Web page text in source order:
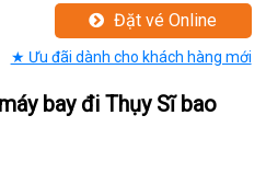
Đặt vé Online
★ Ưu đãi dành cho khách hàng mới
bay đi Thụy Sĩ bao